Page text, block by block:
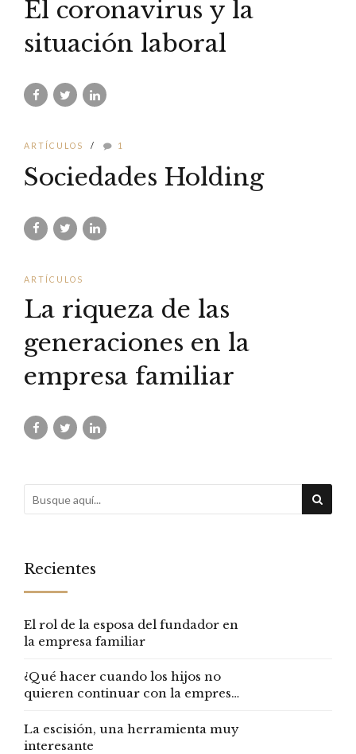
El coronavirus y la
situación laboral
ARTÍCULOS 1
Sociedades Holding
ARTÍCULOS
La riqueza de las
generaciones en la
empresa familiar
Recientes
El rol de la esposa del fundador en
la empresa familiar
¿Qué hacer cuando los hijos no
quieren continuar con la empresa
La escisión, una herramienta muy
interesante